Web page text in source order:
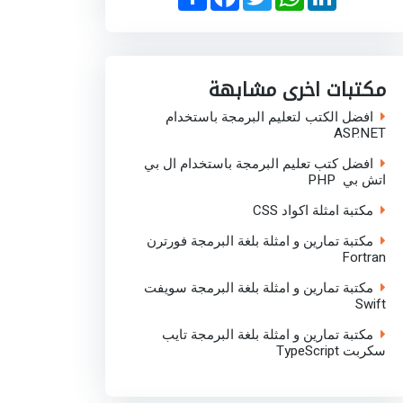
a c
k
i a
p
n
n
مكتبات اخرى مشابهة
افضل الكتب لتعليم البرمجة باستخدام
ASP.NET
افضل كتب تعليم البرمجة باستخدام ال بي
اتش بي PHP
مكتبة امثلة اكواد CSS
مكتبة تمارين و امثلة بلغة البرمجة فورترن
Fortran
مكتبة تمارين و امثلة بلغة البرمجة سويفت
Swift
مكتبة تمارين و امثلة بلغة البرمجة تايب
سكربت TypeScript